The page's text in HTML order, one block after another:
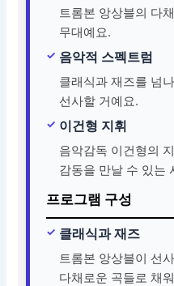
트롬본 앙상블의 다
무대예요.
음악적 스펙트럼
클래식과 재즈를 넘
선사할 거예요.
이건형 지휘
음악감독 이건형의
감동을 만날 수 있는
프로그램 구성
클래식과 재즈
트롬본 앙상블이 선
다채로운 곡들로 채